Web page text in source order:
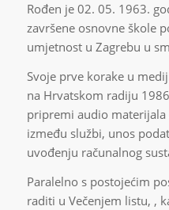
Rođen je 02. 05. 1963.
završene osnovne škole
umjetnost u Zagrebu u
Svoje prve korake u
na Hrvatskom radiju
pripremi audio
između službi, unos
uvođenju računalnog
Paralelno s postojećim
raditi u Večenjem listu, ,